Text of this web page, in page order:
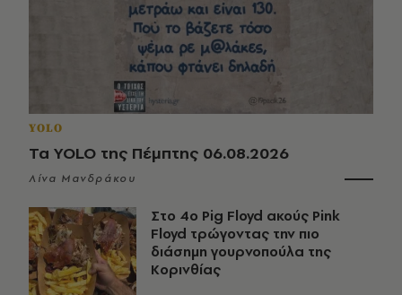
YOLO
Τα YOLO της Πέμπτης 06.08.2026
Λίνα Μανδράκου
Στο 4ο Pig Floyd ακούς Pink
Floyd τρώγοντας την πιο
διάσημη γουρνοπούλα της
Κορινθίας